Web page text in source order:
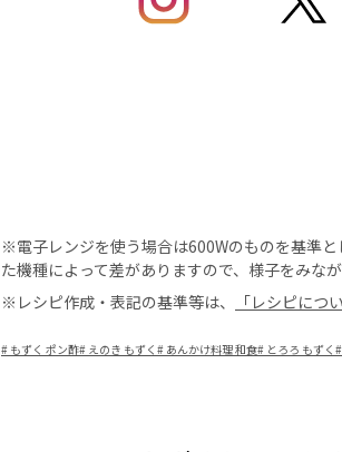
※電子レンジを使う場合は600Wのものを基準
た機種によって差がありますので、様子をみな
※レシピ作成・表記の基準等は、
「レシピにつ
# もずく ポン酢# えのき もずく # あんかけ料理 和食# とろろ もずく #